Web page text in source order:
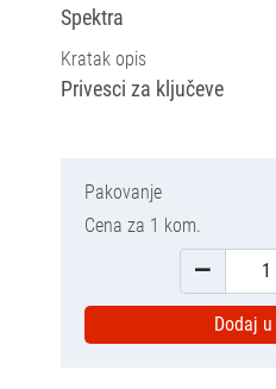
Spektra
Kratak opis
Privesci za ključeve
Pakovanje
Cena za 1 kom.
Dodaj